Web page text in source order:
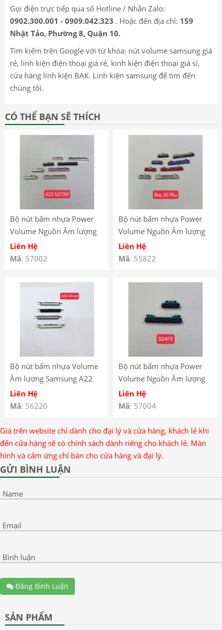
Gọi điện trực tiếp qua số Hotline / Nhắn Zalo:
0902.300.001 - 0909.042.323 . Hoặc đến địa chỉ: 159
Nhật Tảo, Phường 8, Quận 10.
Tìm kiếm trên Google với từ khóa: nút volume samsung giá
rẻ, linh kiện điện thoại giá rẻ, kinh kiện điện thoại giá sỉ,
cửa hàng linh kiện BAK. Linh kiện samsung để tìm đến
chúng tôi.
CÓ THỂ BẠN SẼ THÍCH
Bộ nút bấm nhựa Power
Volume Nguồn Âm lượng
Samsung S23 Ultra S23U
S918
Liên Hệ
Mã: 57002
Bộ nút bấm nhựa Power
Volume Nguồn Âm lượng
Samsung Note 10 Plus
Liên Hệ
Mã: 55822
Bộ nút bấm nhựa Volume
Âm lượng Samsung A22
4G
Liên Hệ
Mã: 56220
Bộ nút bấm nhựa Power
Volume Nguồn Âm lượng
Samsung S24 FE S24FE
S721
Liên Hệ
Mã: 57004
Giá trên website chỉ dành cho đại lý và cửa hàng, khách lẻ khi
đến cửa hàng sẽ có chính sách dành riêng cho khách lẻ. Màn
hình và cảm ứng chỉ bán cho cửa hàng và đại lý.
GỬI BÌNH LUẬN
Name
Email
Bình luận
Đăng Bình Luận
SẢN PHẨM